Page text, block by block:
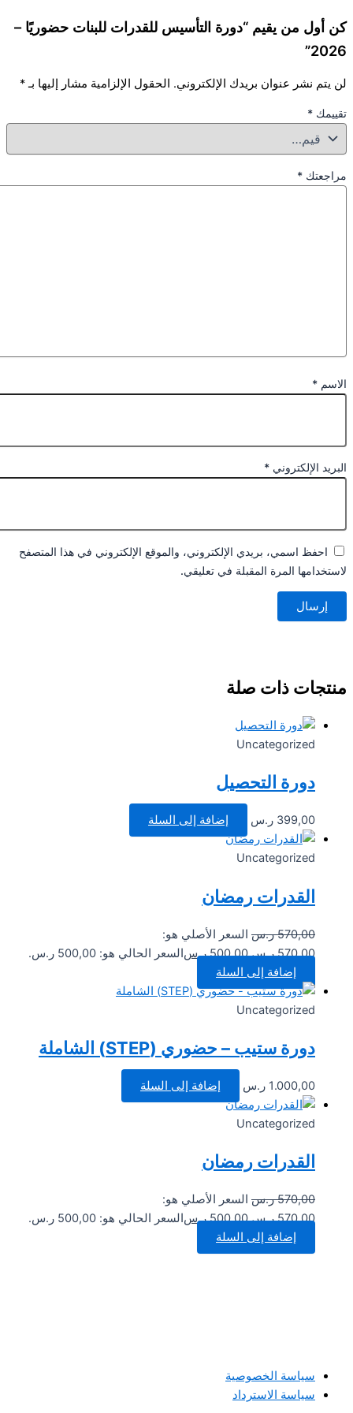
من يقيم “دورة التأسيس للقدرات للبنات حضوريًا –
نشر عنوان بريدك الإلكتروني. الحقول الإلزامية مشار إليها بـ*
*
*
*
الإلكتروني *
احفظ اسمي، بريدي الإلكتروني، والموقع الإلكتروني في هذا المتصفح
المرة المقبلة في تعليقي.
ذات صلة
Uncategorized
دورة التحصيل
399,00 ر.س إضافة إلى السلة
Uncategorized
القدرات رمضان
570,00 ر.س السعر الأصلي هو:
570,00 ر.س.
500,00 ر.سالسعر الحالي هو: 500,00 ر.س.
إضافة إلى السلة
Uncategorized
دورة ستيب – حضوري (STEP) الشاملة
1.000,00 ر.س إضافة إلى السلة
Uncategorized
القدرات رمضان
570,00 ر.س السعر الأصلي هو:
570,00 ر.س.
500,00 ر.سالسعر الحالي هو: 500,00 ر.س.
إضافة إلى السلة
سياسة الخصوصية
سياسة الاسترداد